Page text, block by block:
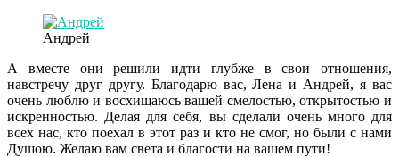
Андрей
А вместе они решили идти глубже в свои отношения,
навстречу друг другу. Благодарю вас, Лена и Андрей, я вас
очень люблю и восхищаюсь вашей смелостью, открытостью и
искренностью. Делая для себя, вы сделали очень много для
всех нас, кто поехал в этот раз и кто не смог, но были с нами
Душою. Желаю вам света и благости на вашем пути!